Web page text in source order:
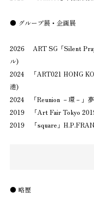
● グループ展・企画展
2026 ART SG「Silent
ル)
2024 「ART021 HONG
港)
2024 「Reunion －環－」
2019 「Art Fair Tokyo 2019
2019 「square」
● 略歴